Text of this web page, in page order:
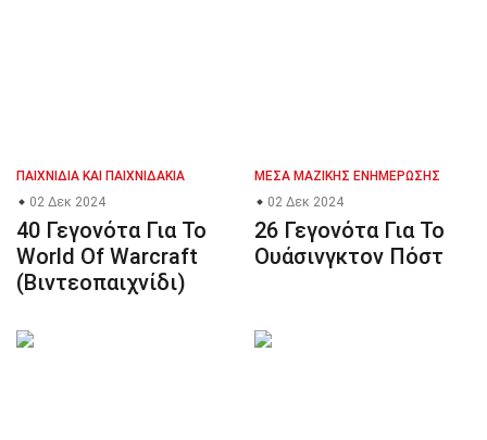
ΠΑΙΧΝΊΔΙΑ ΚΑΙ ΠΑΙΧΝΙΔΆΚΙΑ
02 Δεκ 2024
40 Γεγονότα Για Το
World Of Warcraft
(Βιντεοπαιχνίδι)
ΜΈΣΑ ΜΑΖΙΚΉΣ ΕΝΗΜΈΡΩΣΗΣ
02 Δεκ 2024
26 Γεγονότα Για Το
Ουάσινγκτον Πόστ